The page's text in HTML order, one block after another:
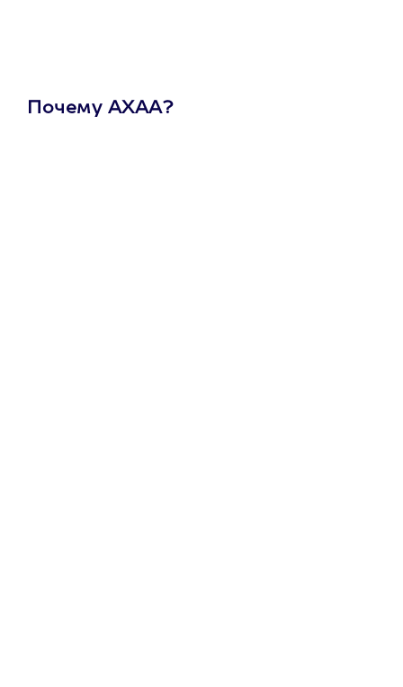
Почему АХАА?